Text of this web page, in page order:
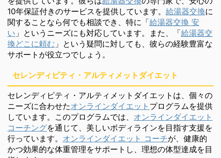
10年保証付きのサービスを提供しています。 給湯器交換に
関することなら何でも相談でき、特に「給湯器交換 安
い 」というニーズにも対応しています。また、「給湯器交
換どこに頼む 」という疑問に対しても、彼らの経験豊富な
サポートが役立つでしょう。
セレンディピティ・アルティメットダイエット
セレンディピティ・アルティメットダイエットは、個々の
ニーズに合わせたオンラインダイエット プログラムを提供
しています。このプログラムでは、 オンラインダイエット
コーチングを通じて、美しいボディラインを目指す支援を
行っています。 オンラインダイエット コーチが、健康的
かつ効果的な体重管理をサポートし、理想の体型達成を目